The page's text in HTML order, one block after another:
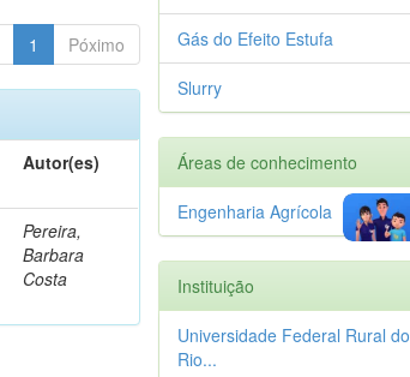
1 Póximo
Autor(es)
Pereira,
Barbara
Costa
Gás do Efeito Estufa
Slurry
Áreas de conhecimento
Engenharia Agrícola
Instituição
Universidade Federal Rural do
Rio...